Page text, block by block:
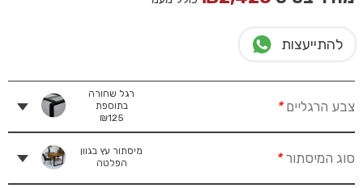
להתייעצות
צבע הרגליים*
רגל שחורה
בתוספת
₪125
סוג המיסתור*
מיסתור עץ בגוון
הפלטה